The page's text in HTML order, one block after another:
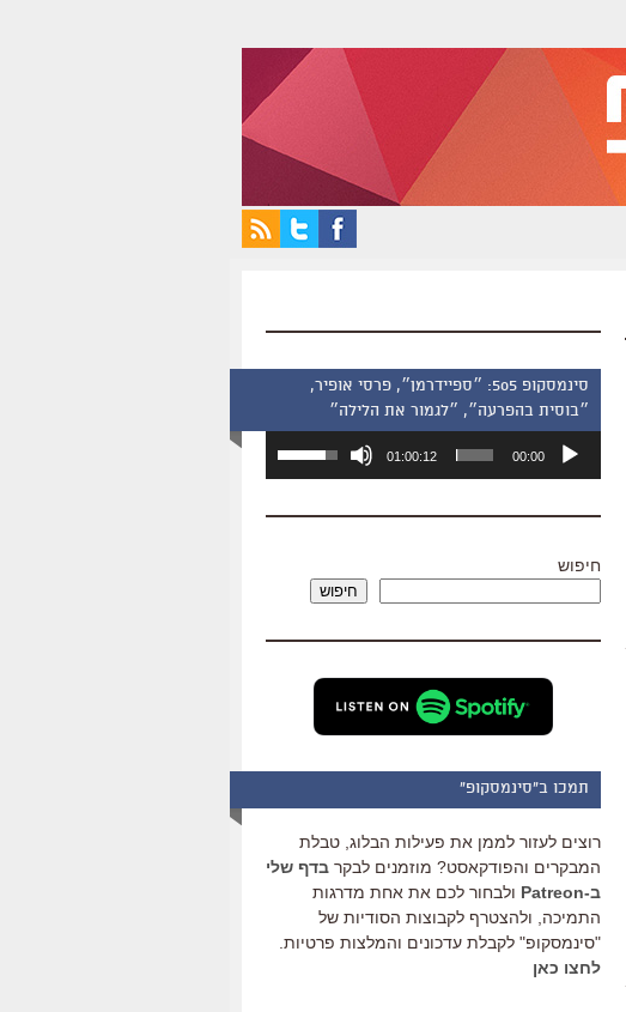
סינמסקופ 505: ״ספיידרמן״, פרסי אופיר,
״בוסית בהפרעה״, ״לגמור את הלילה״
אודיו
00:00
01:00:12
השתמש
כדי
שמע.
חיפוש
חיפוש
תמכו ב"סינמסקופ"
רוצים לעזור לממן את פעילות הבלוג, טבלת
המבקרים והפודקאסט? מוזמנים לבקר בדף שלי
ב-Patreon
ולבחור לכם את אחת מדרגות
התמיכה, ולהצטרף לקבוצות הסודיות של
"סינמסקופ" לקבלת עדכונים והמלצות פרטיות.
לחצו כאן